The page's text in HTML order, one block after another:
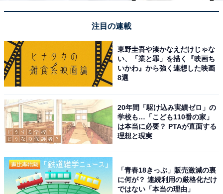
しめて、食事処のご飯も美味しく、一日中過ごせる
「天然温泉 風の湯河内長野店」の
アクセスや料金情報も見る
注目の連載
東野圭吾や湊かなえだけじゃな
い、「業と罪」を描く『映画ち
いかわ』から強く連想した映画
8選
20年間「駆け込み実績ゼロ」の
学校も…「こども110番の家」
は本当に必要？ PTAが直面する
理想と現実
「青春18きっぷ」販売激減の裏
に何が？ 連続利用の厳格化だけ
ではない「本当の理由」